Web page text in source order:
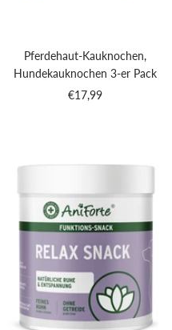
Pferdehaut-Kauknochen,
Hundekauknochen 3-er Pack
Angebotspreis
€17,99